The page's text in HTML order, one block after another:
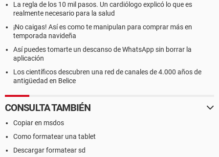
La regla de los 10 mil pasos. Un cardiólogo explicó lo que es
realmente necesario para la salud
¡No caigas! Así es como te manipulan para comprar más en
temporada navideña
Así puedes tomarte un descanso de WhatsApp sin borrar la
aplicación
Los científicos descubren una red de canales de 4.000 años de
antigüedad en Belice
CONSULTA TAMBIÉN
Copiar en msdos
Como formatear una tablet
Descargar formatear sd